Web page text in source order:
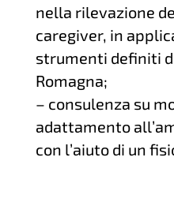
nella rilevazione
caregiver, in
strumenti definiti
Romagna;
– consulenza su
adattamento
con l’aiuto di un